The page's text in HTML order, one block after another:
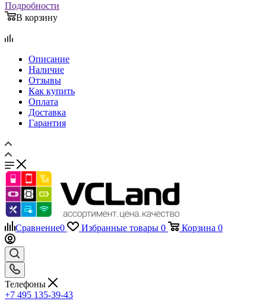
Подробности
В корзину
Описание
Наличие
Отзывы
Как купить
Оплата
Доставка
Гарантия
Сравнение0 Избранные товары 0 Корзина 0
Телефоны
+7 495 135-39-43